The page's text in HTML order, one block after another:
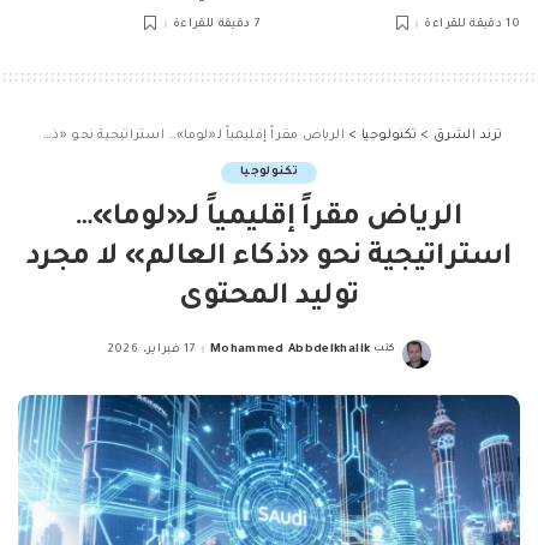
10 دقيقة للقراءة 7 دقيقة للقراءة
ترند الشرق > تكنولوجيا > الرياض مقراً إقليمياً لـ«لوما»… استراتيجية نحو «ذكاء العالم» لا مجرد توليد المحتوى
تكنولوجيا
الرياض مقراً إقليمياً لـ«لوما»…
استراتيجية نحو «ذكاء العالم» لا مجرد
توليد المحتوى
Posted
كتب Mohammed Abbdelkhalik 17 فبراير، 2026